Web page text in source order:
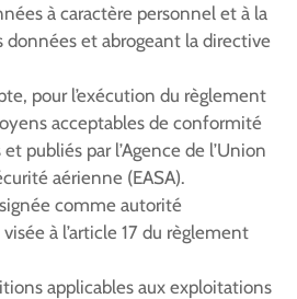
à caractère personnel et à la
données et abrogeant la directive
pour l’exécution du règlement
acceptables de conformité
publiés par l’Agence de l’Union
aérienne (EASA).
comme autorité
à l’article 17 du règlement
applicables aux exploitations